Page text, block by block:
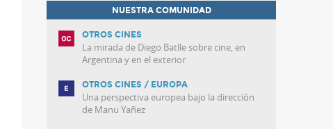
NUESTRA COMUNIDAD
OTROS CINES
La mirada de Diego Batlle sobre cine, en
Argentina y en el exterior
OTROS CINES / EUROPA
Una perspectiva europea bajo la dirección
de Manu Yañez